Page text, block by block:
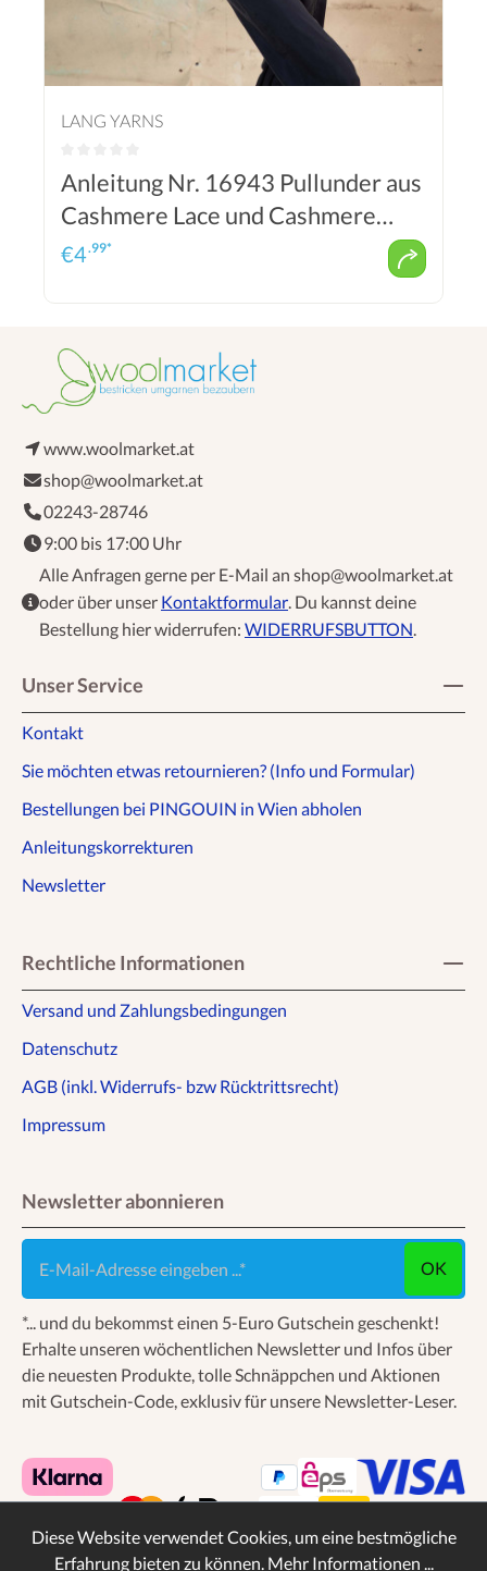
LANG YARNS
Anleitung Nr. 16943 Pullunder aus
Cashmere Lace und Cashmere
Dreams (Lang Yarns)
€4.99*
www.woolmarket.at
shop@woolmarket.at
02243-28746
9:00 bis 17:00 Uhr
Alle Anfragen gerne per E-Mail an shop@woolmarket.at
oder über unser Kontaktformular. Du kannst deine
Bestellung hier widerrufen: WIDERRUFSBUTTON.
Unser Service
Kontakt
Sie möchten etwas retournieren? (Info und Formular)
Bestellungen bei PINGOUIN in Wien abholen
Anleitungskorrekturen
Newsletter
Rechtliche Informationen
Versand und Zahlungsbedingungen
Datenschutz
AGB (inkl. Widerrufs- bzw Rücktrittsrecht)
Impressum
Newsletter abonnieren
E-Mail-Adresse eingeben ...
OK
*... und du bekommst einen 5-Euro Gutschein geschenkt!
Erhalte unseren wöchentlichen Newsletter und Infos über
die neuesten Produkte, tolle Schnäppchen und Aktionen
mit Gutschein-Code, exklusiv für unsere Newsletter-Leser.
Diese Website verwendet Cookies, um eine bestmögliche
Erfahrung bieten zu können. Mehr Informationen ...